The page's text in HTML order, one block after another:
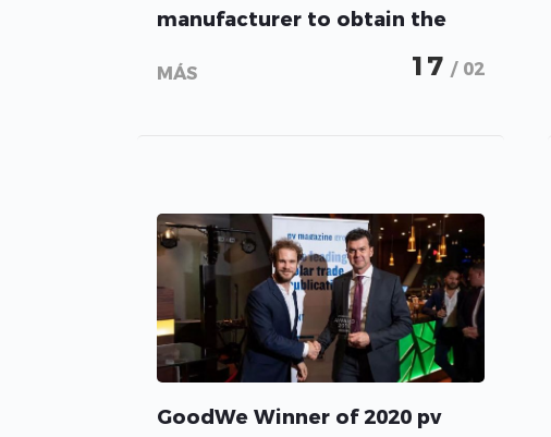
manufacturer to obtain the
very demanding VDE-AR-N
4110-2018 compliance
MÁS 17/ 02
GoodWe Winner of 2020 pv